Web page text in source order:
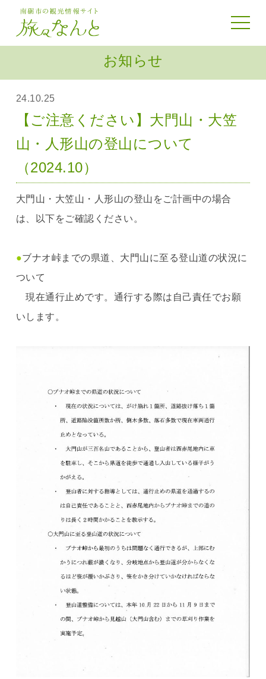
toggle
お知らせ
24.10.25
【ご注意ください】大門山・大笠
山・人形山の登山について
（2024.10）
大門山・大笠山・人形山の登山をご計画中の場合
は、以下をご確認ください。
●ブナオ峠までの県道、大門山に至る登山道の状況に
ついて
現在通行止めです。通行する際は自己責任でお願
いします。